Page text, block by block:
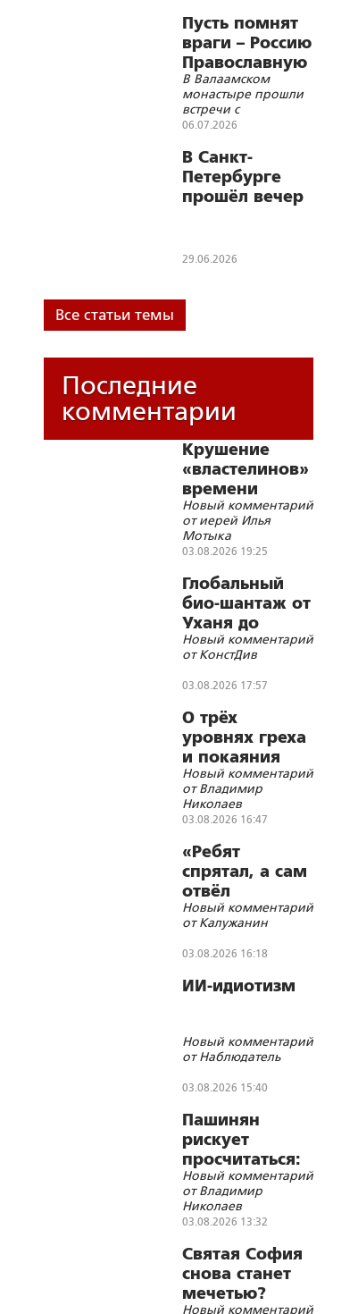
Воскресения
Христова и указал
единственный путь к
спасению
Пусть помнят
враги – Россию
Православную
невозможно
победить
В Валаамском
монастыре прошли
встречи с
писательницей
06.07.2026
В Санкт-
Петербурге
прошёл вечер
единства
вечная
29.06.2026
Все статьи темы
Последние
комментарии
Крушение
«властелинов»
времени
Новый комментарий
от иерей Илья
Мотыка
03.08.2026 19:25
Глобальный
био-шантаж от
Уханя до
Украины
Новый комментарий
от КонстДив
03.08.2026 17:57
О трёх
уровнях греха
и покаяния
Новый комментарий
от Владимир
Николаев
03.08.2026 16:47
«Ребят
спрятал, а сам
отвёл
внимание на
себя»
Новый комментарий
от Калужанин
03.08.2026 16:18
ИИ-идиотизм
Новый комментарий
от Наблюдатель
03.08.2026 15:40
Пашинян
рискует
просчитаться:
премьер
«низложил»
патриарха
Новый комментарий
от Владимир
Николаев
03.08.2026 13:32
Святая София
снова станет
мечетью?
Новый комментарий